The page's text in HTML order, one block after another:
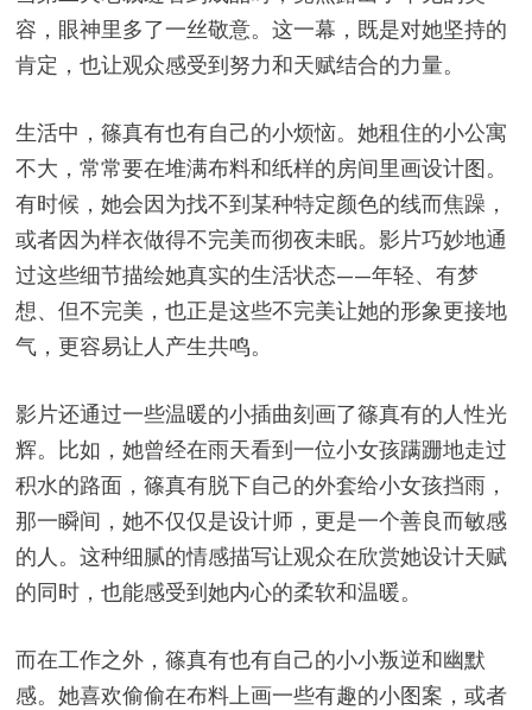
容，眼神里多了一丝敬意。这一幕，既是对她坚持的
肯定，也让观众感受到努力和天赋结合的力量。
生活中，篠真有也有自己的小烦恼。她租住的小公寓
不大，常常要在堆满布料和纸样的房间里画设计图。
有时候，她会因为找不到某种特定颜色的线而焦躁，
或者因为样衣做得不完美而彻夜未眠。影片巧妙地通
过这些细节描绘她真实的生活状态——年轻、有梦
想、但不完美，也正是这些不完美让她的形象更接地
气，更容易让人产生共鸣。
影片还通过一些温暖的小插曲刻画了篠真有的人性光
辉。比如，她曾经在雨天看到一位小女孩蹒跚地走过
积水的路面，篠真有脱下自己的外套给小女孩挡雨，
那一瞬间，她不仅仅是设计师，更是一个善良而敏感
的人。这种细腻的情感描写让观众在欣赏她设计天赋
的同时，也能感受到她内心的柔软和温暖。
而在工作之外，篠真有也有自己的小小叛逆和幽默
感。她喜欢偷偷在布料上画一些有趣的小图案，或者